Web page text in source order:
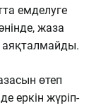
емделуге
жаза
аяқталмайды.
өтеп
еркін жүріп-